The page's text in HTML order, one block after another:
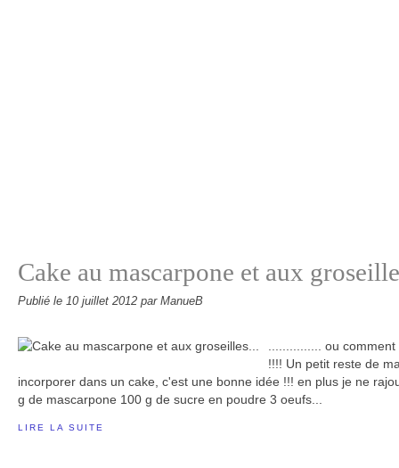
Cake au mascarpone et aux
Publié le 10 juillet 2012 par ManueB
............... ou
!!!! Un petit reste de
incorporer dans un cake, c'est une bonne idée !!! en plus je ne
g de mascarpone 100 g de sucre en poudre 3 oeufs...
LIRE LA SUITE